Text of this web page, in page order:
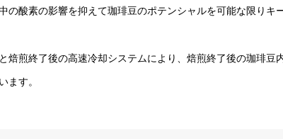
酸素の影響を抑えて珈琲豆のポテンシャルを可能な限りキ
煎終了後の高速冷却システムにより、焙煎終了後の珈琲豆
ます。